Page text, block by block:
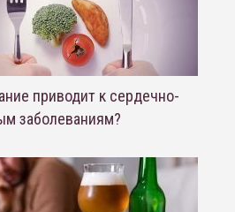
приводит к сердечно-
заболеваниям?